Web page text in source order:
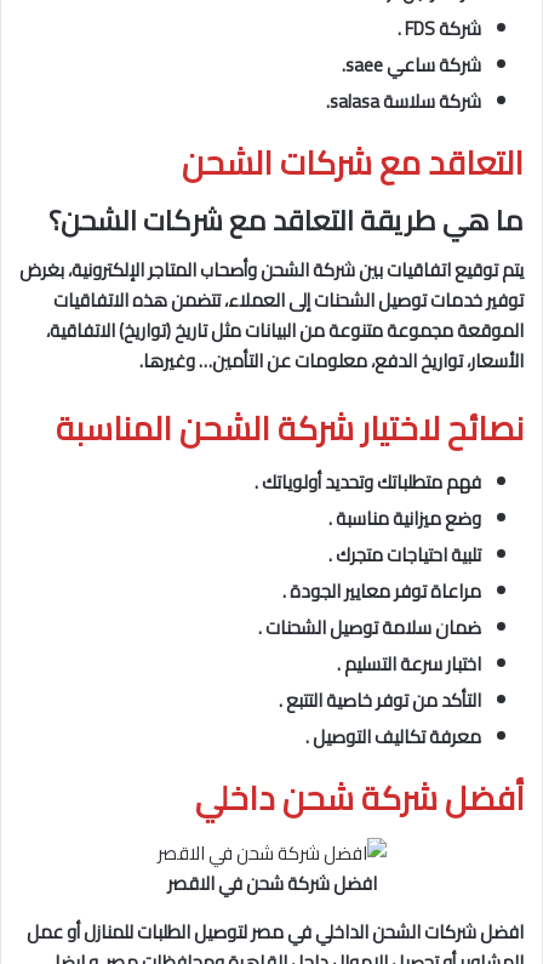
شركة FDS .
شركة ساعي saee.
شركة سلاسة salasa.
التعاقد مع شركات الشحن
ما هي طريقة التعاقد مع شركات الشحن؟
يتم توقيع اتفاقيات بين شركة الشحن وأصحاب المتاجر الإلكترونية، بغرض
توفير خدمات توصيل الشحنات إلى العملاء، تتضمن هذه الاتفاقيات
الموقعة مجموعة متنوعة من البيانات مثل تاريخ (تواريخ) الاتفاقية،
الأسعار، تواريخ الدفع، معلومات عن التأمين… وغيرها.
نصائح لاختيار شركة الشحن المناسبة
فهم متطلباتك وتحديد أولوياتك .
وضع ميزانية مناسبة .
تلبية احتياجات متجرك .
مراعاة توفر معايير الجودة .
ضمان سلامة توصيل الشحنات .
اختبار سرعة التسليم .
التأكد من توفر خاصية التتبع .
معرفة تكاليف التوصيل .
أفضل شركة شحن داخلي
افضل شركة شحن في الاقصر
افضل شركات الشحن الداخلي في مصر لتوصيل الطلبات للمنازل أو عمل